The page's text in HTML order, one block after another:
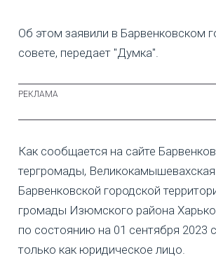
Об этом заявили в Барвенковском
совете, передает "Думка".
Как сообщается на сайте
тергромады,
Барвенковской городской
громады Изюмского района
по состоянию на 01 сентября 2023
только как юридическое лицо.